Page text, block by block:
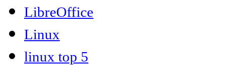
LibreOffice
Linux
linux top 5